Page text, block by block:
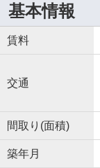
基本情報
賃料
交通
間取り(面積)
築年月